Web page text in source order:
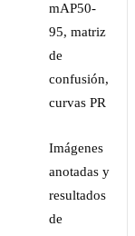
mAP50-
95, matriz
de
confusión,
curvas PR
Imágenes
anotadas y
resultados
de